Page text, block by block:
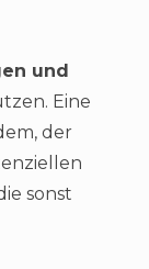
und
Eine
der
sonst